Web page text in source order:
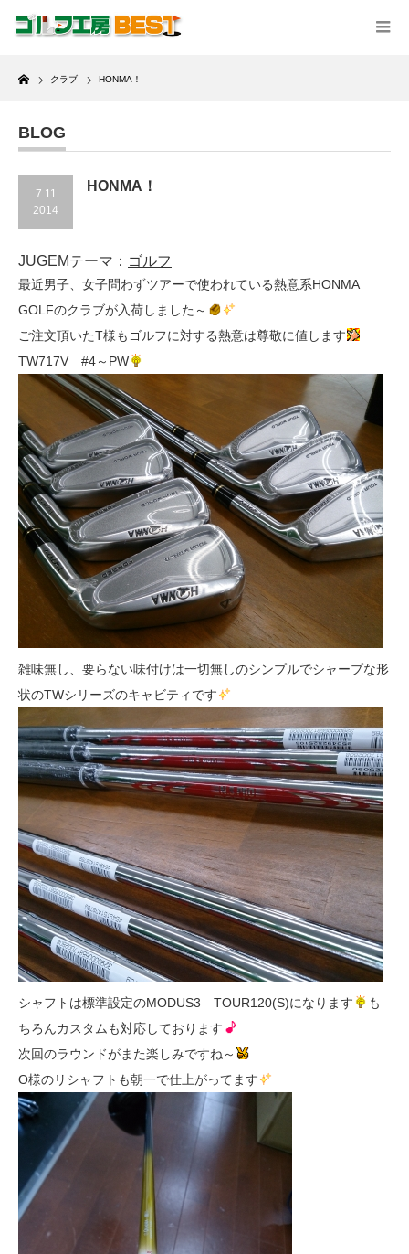
Home
クラブ HONMA！
BLOG
7.11
2014
HONMA！
JUGEMテーマ： ゴルフ
最近男子、女子問わずツアーで使われている熱意系HONMA
GOLFのクラブが入荷しました～
ご注文頂いたT様もゴルフに対する熱意は尊敬に値します
TW717V #4～PW
雑味無し、要らない味付けは一切無しのシンプルでシャープな形
状のTWシリーズのキャビティです
シャフトは標準設定のMODUS3 TOUR120(S)になります
も
ちろんカスタムも対応しております
次回のラウンドがまた楽しみですね～
O様のリシャフトも朝一で仕上がってます